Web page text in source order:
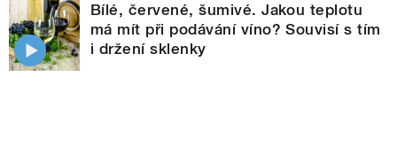
Bílé, červené, šumivé. Jakou teplotu
má mít při podávání víno? Souvisí s tím
i držení sklenky